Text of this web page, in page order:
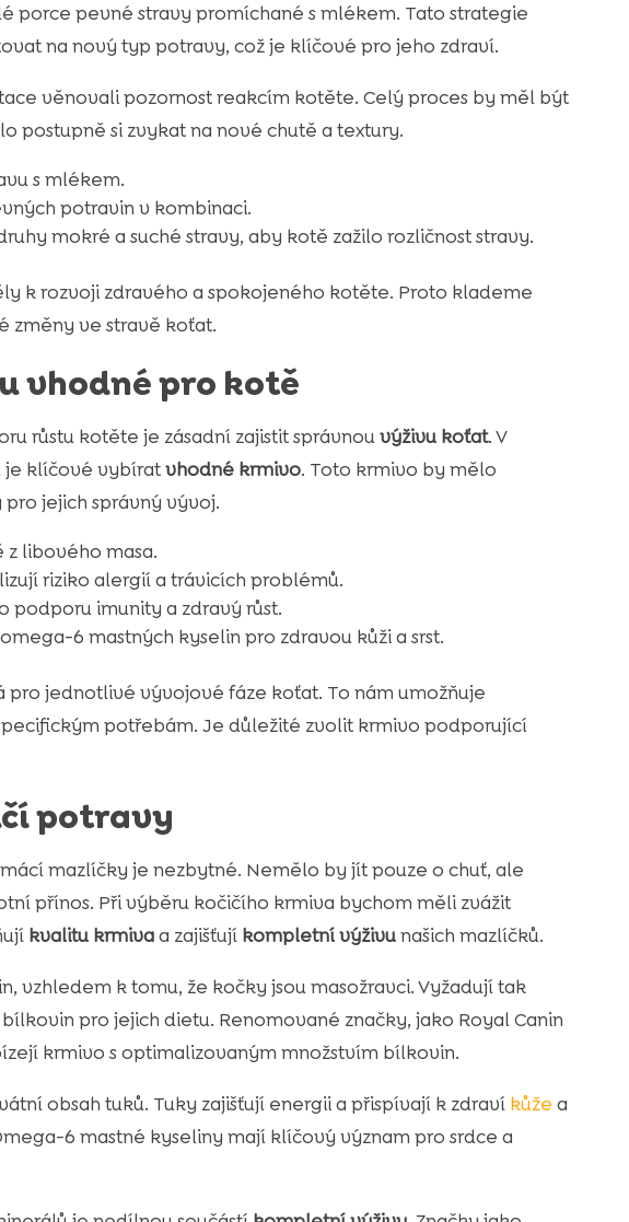
porce pevné stravy promíchané s mlékem. Tato strategie
na nový typ potravy, což je klíčové pro jeho zdraví.
věnovali pozornost reakcím kotěte. Celý proces by měl být
postupně si zvykat na nové chutě a textury.
s mlékem.
potravin v kombinaci.
mokré a suché stravy, aby kotě zažilo rozličnost stravy.
k rozvoji zdravého a spokojeného kotěte. Proto klademe
změny ve stravě koťat.
vhodné pro kotě
růstu kotěte je zásadní zajistit správnouvýživu koťat. V
je klíčové vybíratvhodné krmivo. Toto krmivo by mělo
jejich správný vývoj.
libového masa.
riziko alergií a trávicích problémů.
podporu imunity a zdravý růst.
6 mastných kyselin pro zdravou kůži a srst.
pro jednotlivé vývojové fáze koťat. To nám umožňuje
potřebám. Je důležité zvolit krmivo podporující
potravy
mazlíčky je nezbytné. Nemělo by jít pouze o chuť, ale
přínos. Při výběru kočičího krmiva bychom měli zvážit
kvalitu krmivaa zajišťují kompletní výživunašich mazlíčků.
vzhledem k tomu, že kočky jsou masožravci. Vyžadují tak
pro jejich dietu. Renomované značky, jako Royal Canin
krmivo s optimalizovaným množstvím bílkovin.
obsah tuků. Tuky zajišťují energii a přispívají k zdraví kůže a
6 mastné kyseliny mají klíčový význam pro srdce a